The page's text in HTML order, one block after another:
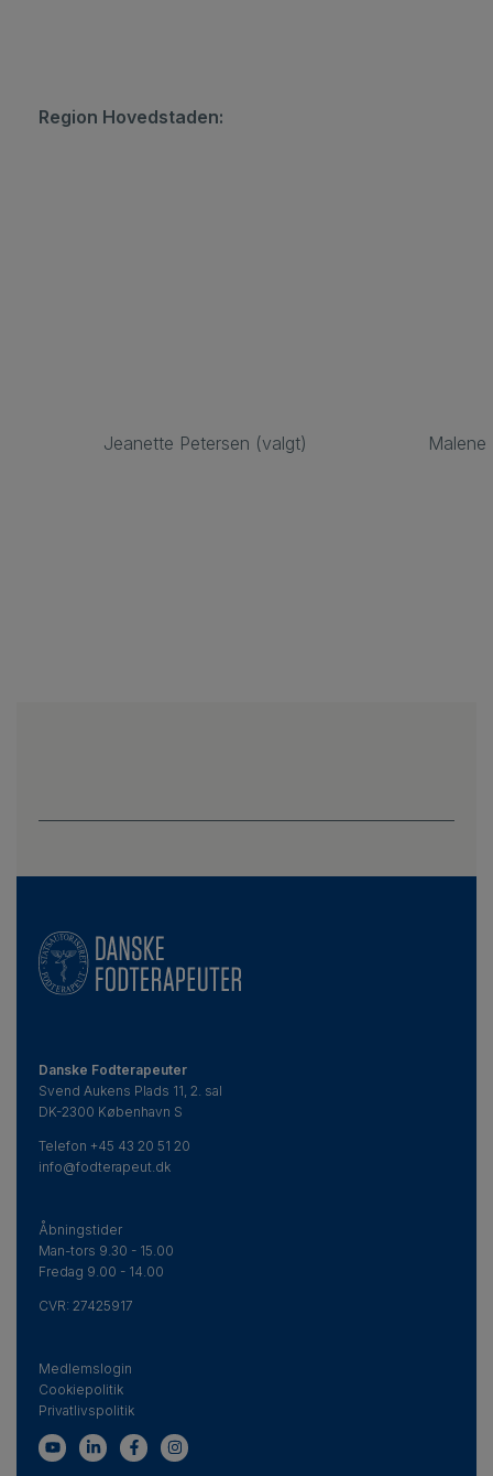
Region Hovedstaden:
Jeanette Petersen (valgt)
Danske Fodterapeuter
Svend Aukens Plads 11, 2. sal
DK-2300 København S
Telefon +45 43 20 51 20
info@fodterapeut.dk
Åbningstider
Man-tors 9.30 - 15.00
Fredag 9.00 - 14.00
CVR: 27425917
Medlemslogin
Cookiepolitik
Privatlivspolitik